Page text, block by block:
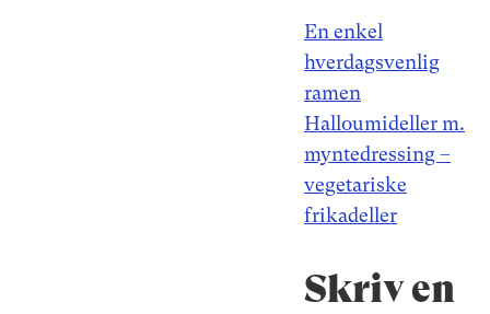
Indlægsnavigation
En enkel
hverdagsvenlig
ramen
Halloumideller m.
myntedressing –
vegetariske
frikadeller
Skriv en